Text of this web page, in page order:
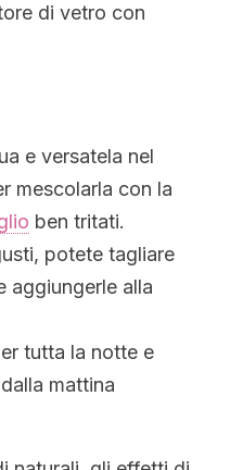
di vetro con
e versatela nel
mescolarla con la
ben tritati.
potete tagliare
aggiungerle alla
tutta la notte e
mattina